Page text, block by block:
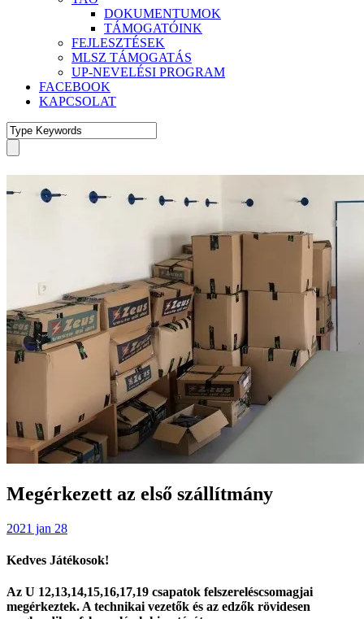
DOKUMENTUMOK
TÁMOGATÓINK
FEJLESZTÉSEK
MLSZ TÁMOGATÁS
UP-NEVELÉSI PROGRAM
FACEBOOK
KAPCSOLAT
Megérkezett az első szállítmány
2021 jan 28
Kedves Játékosok!
Az U 12,13,14,15,16,17,19 csapatok felszereléscsomagjai
megérkeztek. A technikai vezetők és az edzők rövidesen